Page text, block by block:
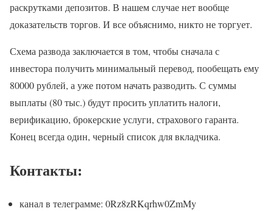
раскрутками депозитов. В нашем случае нет вообще
доказательств торгов. И все объяснимо, никто не торгует.
Схема развода заключается в том, чтобы сначала с
инвестора получить минимальный перевод, пообещать ему
80000 рублей, а уже потом начать разводить. С суммы
выплаты (80 тыс.) будут просить уплатить налоги,
верификацию, брокерские услуги, страхового гаранта.
Конец всегда один, черный список для вкладчика.
Контакты:
канал в телеграмме: 0Rz8zRKqrhw0ZmMy